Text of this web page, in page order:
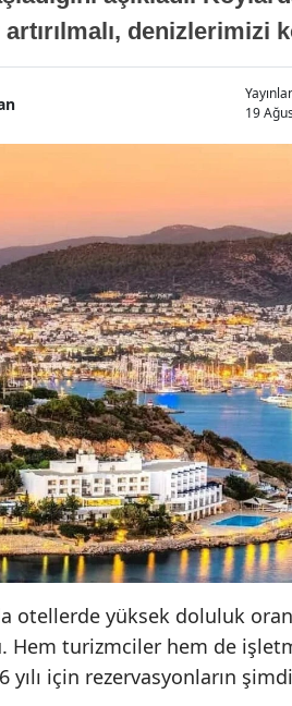
denizlerimizi
19
otellerde yüksek doluluk
Hem turizmciler hem de
yılı için rezervasyonların